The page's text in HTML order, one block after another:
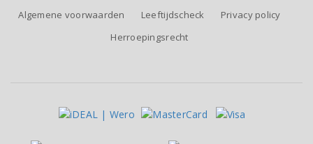
Algemene voorwaarden
Leeftijdscheck
Privacy policy
Herroepingsrecht